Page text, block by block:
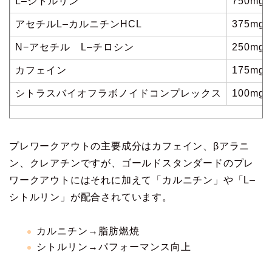
アセチルL–カルニチンHCL 375mg
N−アセチル L–チロシン 250mg
カフェイン 175mg
シトラスバイオフラボノイドコンプレックス 100mg
プレワークアウトの主要成分はカフェイン、βアラニ
ン、クレアチンですが、ゴールドスタンダードのプレ
ワークアウトにはそれに加えて「カルニチン」や「L–
シトルリン」が配合されています。
カルニチン→脂肪燃焼
シトルリン→パフォーマンス向上